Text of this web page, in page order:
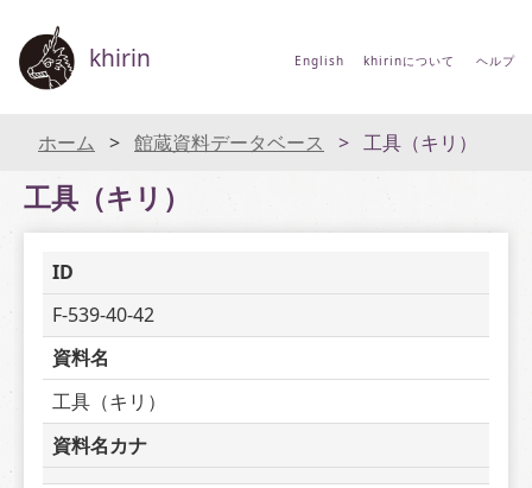
khirin English khirinについて ヘルプ
ホーム 館蔵資料データベース 工具（キリ）
工具（キリ）
ID
F-539-40-42
資料名
工具（キリ）
資料名カナ